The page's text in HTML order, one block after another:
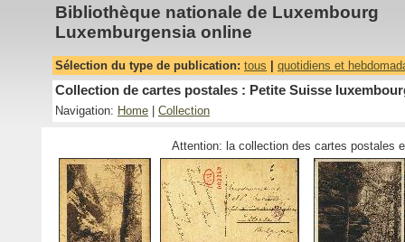
Bibliothèque nationale de Luxembourg
Luxemburgensia online
Sélection du type de publication: tous quotidiens et
Collection de cartes postales : Petite Suisse
Navigation: Home Collection
Attention: la collection des cartes postales